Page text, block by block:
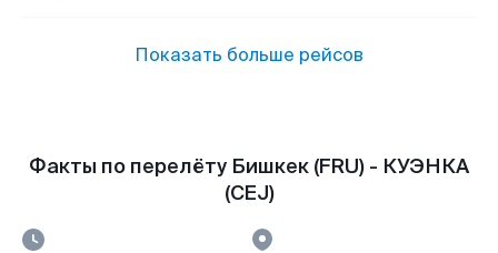
Показать больше рейсов
Факты по перелёту Бишкек (FRU) - КУЭНКА
(CEJ)